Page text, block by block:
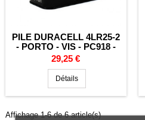
PILE DURACELL 4LR25-2
- PORTO - VIS - PC918 -
ALCALINE - 6V
Prix
29,25 €
Détails
Affichage 1-6 de 6 article(s)